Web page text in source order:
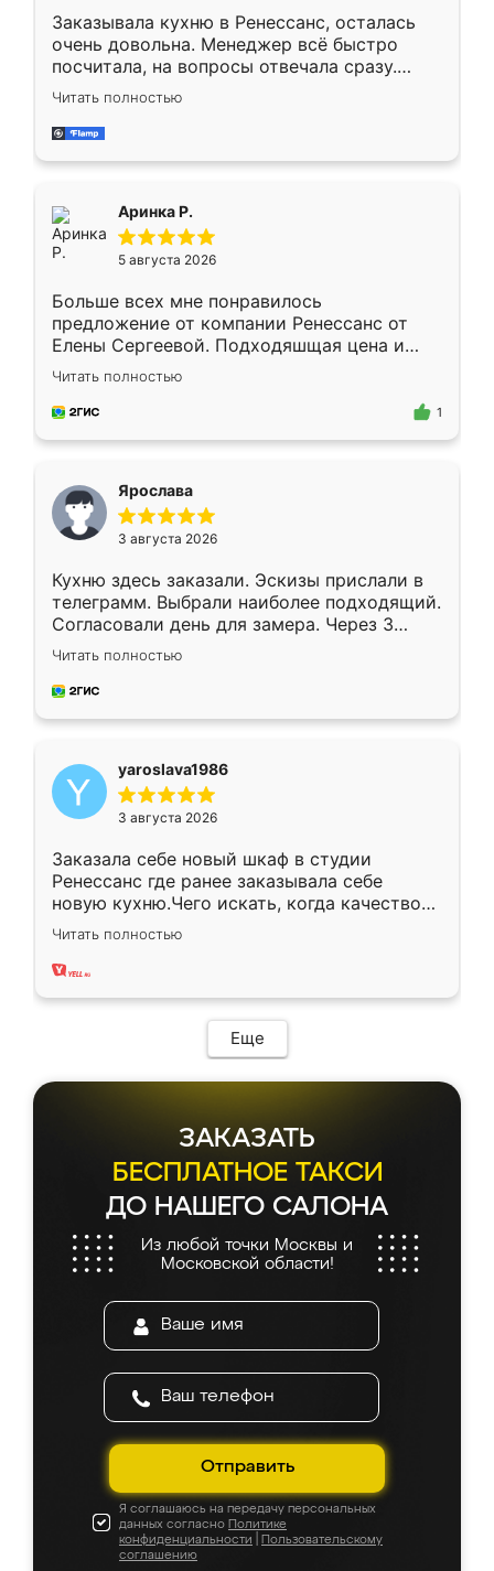
Заказывала кухню в Ренессанс, осталась
очень довольна. Менеджер всё быстро
посчитала, на вопросы отвечала сразу.
Замерщик приехал в субботу, подошёл к
делу со всей ответственностью. Собрали
за день, ребята работали аккуратно, даже
Читать полностью
Аринка Р.
5 августа 2026
Больше всех мне понравилось
предложение от компании Ренессанс от
Елены Сергеевой. Подходяшщая цена и
короткие сроки изготовления. Приехавший
для замера сотрудник Владислав
предложил по моему эскизу самый
Читать полностью
1
Ярослава
3 августа 2026
Кухню здесь заказали. Эскизы прислали в
телеграмм. Выбрали наиболее подходящий.
Согласовали день для замера. Через 3
недели кухня была уже готова. Остались
довольны работой. Спасибо Ренессанс
мебель за качественную работу!
Читать полностью
yaroslava1986
3 августа 2026
Заказала себе новый шкаф в студии
Ренессанс где ранее заказывала себе
новую кухню.Чего искать, когда качеством
вполне довольна. Служит кухня уже почти
два года, нареканий нет.
Читать полностью
Еще
ЗАКАЗАТЬ
БЕСПЛАТНОЕ ТАКСИ
ДО НАШЕГО САЛОНА
Из любой точки Москвы и
Московской области!
Отправить
Я соглашаюсь на передачу персональных
данных согласно Политике
конфиденциальности
Пользовательскому
соглашению